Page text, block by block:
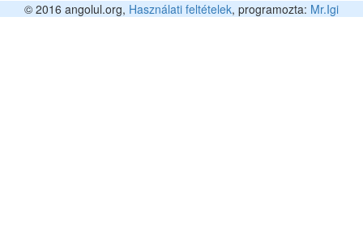
© 2016 angolul.org, Használati feltételek, programozta: Mr.Igi